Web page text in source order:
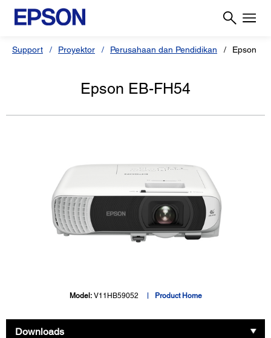
Support Proyektor Perusahaan dan Pendidikan Epson
Epson EB-FH54
Model: V11HB59052 Product Home
Downloads